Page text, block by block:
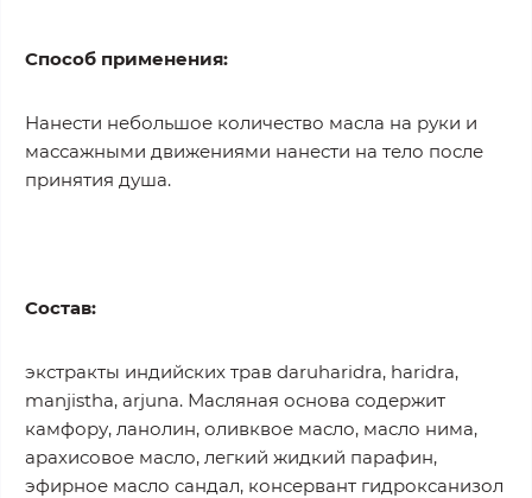
Способ применения:
Нанести небольшое количество масла на руки и
массажными движениями нанести на тело после
принятия душа.
Состав:
экстракты индийских трав daruharidra, haridra,
manjistha, arjuna. Масляная основа содержит
камфору, ланолин, оливквое масло, масло нима,
арахисовое масло, легкий жидкий парафин,
эфирное масло сандал, консервант гидроксанизол